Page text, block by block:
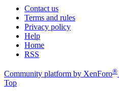
Contact us
Terms and rules
Privacy policy
Help
Home
RSS
Community platform by XenForo®
Top